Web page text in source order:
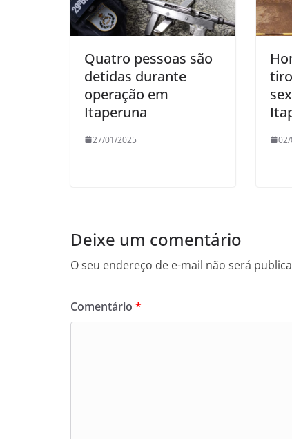
Quatro pessoas são
detidas durante
operação em
Itaperuna
27/01/2025
Deixe um comentário
O seu endereço de e-mail não será
Comentário *